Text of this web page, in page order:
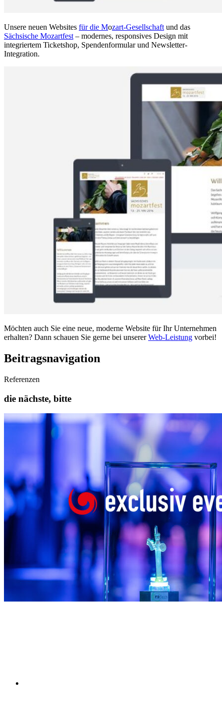
Unsere neuen Websites für die Mozart-Gesellschaft und das
Sächsische Mozartfest – modernes, responsives Design mit
integriertem Ticketshop, Spendenformular und Newsletter-
Integration.
Möchten auch Sie eine neue, moderne Website für Ihr Unternehmen
erhalten? Dann schauen Sie gerne bei unsererWeb-Leistung vorbei!
Beitragsnavigation
Referenzen
die nächste, bitte